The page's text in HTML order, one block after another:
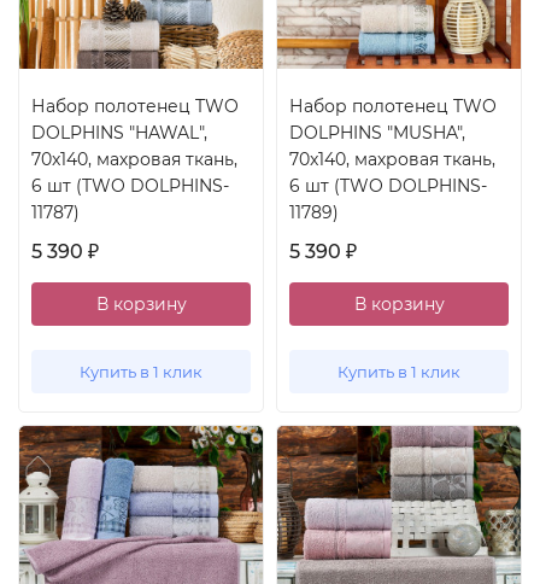
Набор полотенец TWO
DOLPHINS "HAWAL",
70x140, махровая ткань,
6 шт (TWO DOLPHINS-
11787)
5 390 ₽
В корзину
Купить в 1 клик
Набор полотенец TWO
DOLPHINS "MUSHA",
70x140, махровая ткань,
6 шт (TWO DOLPHINS-
11789)
5 390 ₽
В корзину
Купить в 1 клик